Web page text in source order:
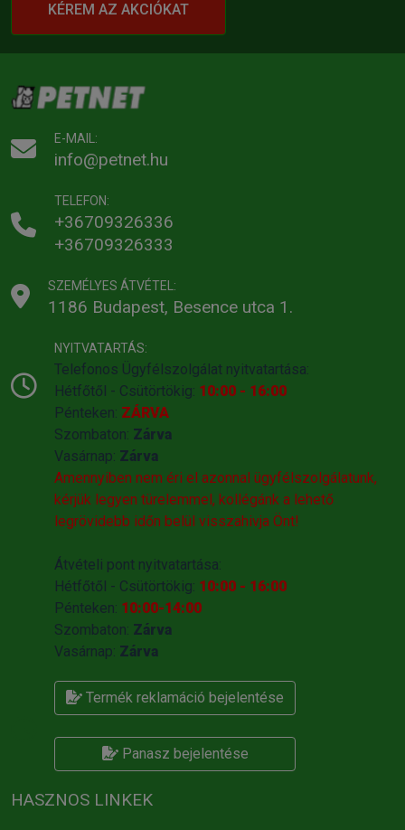
KÉREM AZ AKCIÓKAT
E-MAIL:
info@petnet.hu
TELEFON:
+36709326336
+36709326333
SZEMÉLYES ÁTVÉTEL:
1186 Budapest, Besence utca 1.
NYITVATARTÁS:
Telefonos Ügyfélszolgálat nyitvatartása:
Hétfőtől - Csütörtökig: 10:00 - 16:00
Pénteken: ZÁRVA
Szombaton: Zárva
Vasárnap: Zárva
Amennyiben nem éri el azonnal ügyfélszolgálatunk,
kérjük legyen türelemmel, kollégánk a lehető
legrövidebb időn belül visszahivja Önt!
Átvételi pont nyitvatartása:
Hétfőtől - Csütörtökig: 10:00 - 16:00
Pénteken: 10:00-14:00
Szombaton: Zárva
Vasárnap: Zárva
Termék reklamáció bejelentése
Panasz bejelentése
HASZNOS LINKEK